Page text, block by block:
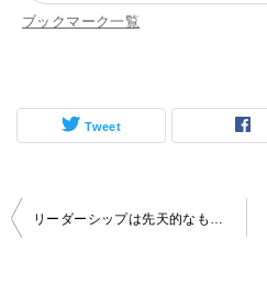
ブックマーク一覧
Tweet
投